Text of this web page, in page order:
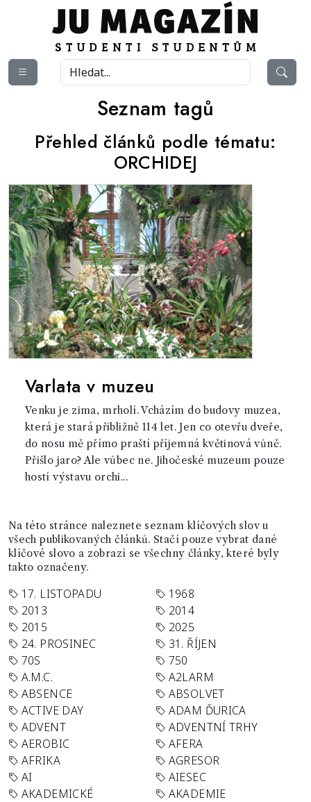
Seznam tagů
Přehled článků podle tématu:
ORCHIDEJ
Varlata v muzeu
Venku je zima, mrholí. Vcházím do budovy muzea,
která je stará přibližně 114 let. Jen co otevřu dveře,
do nosu mě přímo praští příjemná květinová vůně.
Přišlo jaro? Ale vůbec ne. Jihočeské muzeum pouze
hostí výstavu orchi...
Na této stránce naleznete seznam klíčových slov u
všech publikovaných článků. Stačí pouze vybrat dané
klíčové slovo a zobrazí se všechny články, které byly
takto označeny.
17. LISTOPADU
1968
2013
2014
2015
2025
24. PROSINEC
31. ŘÍJEN
70S
750
A.M.C.
A2LARM
ABSENCE
ABSOLVET
ACTIVE DAY
ADAM ĎURICA
ADVENT
ADVENTNÍ TRHY
AEROBIC
AFERA
AFRIKA
AGRESOR
AI
AIESEC
AKADEMICKÉ
AKADEMIE